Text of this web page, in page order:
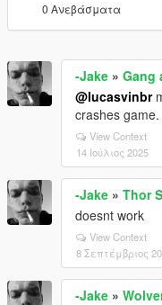
0 Ανεβάσματα
-Jake » Gang
@lucasvinbr
crashes game.
View Context
14 Ιούλιος 2025
-Jake » Thor
doesnt work
View Context
8 Σεπτέμβριος
-Jake »